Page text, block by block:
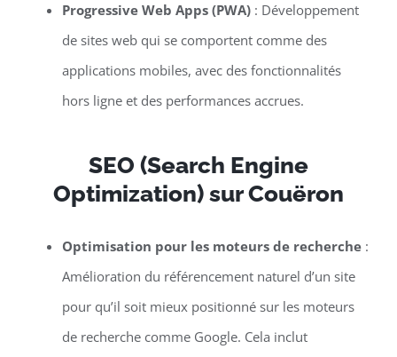
Progressive Web Apps (PWA): Développement
de sites web qui se comportent comme des
applications mobiles, avec des fonctionnalités
hors ligne et des performances accrues.
SEO (Search Engine
Optimization) sur Couëron
Optimisation pour les moteurs de recherche:
Amélioration du référencement naturel d’un site
pour qu’il soit mieux positionné sur les moteurs
de recherche comme Google. Cela inclut